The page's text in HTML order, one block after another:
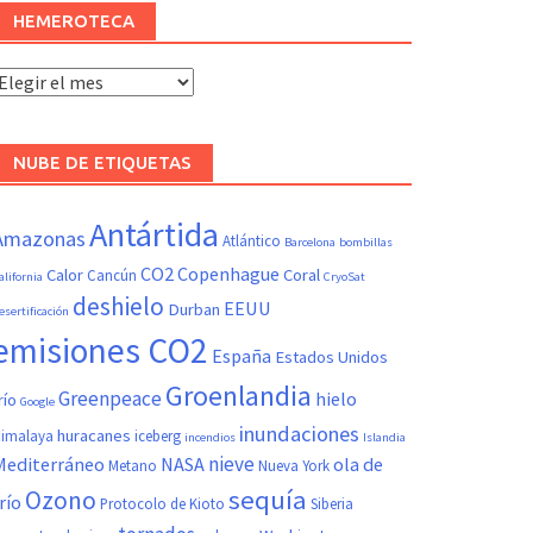
HEMEROTECA
Hemeroteca
NUBE DE ETIQUETAS
Antártida Atlántico Barcelona bombillas
Calor Cancún CO2Copenhague Coral CryoSat
deshielo Durban EEUU
CO2 España Estados Unidos
Google GreenpeaceGroenlandia hielo
huracanes iceberg incendios inundaciones Islandia
Metano NASA nieveNueva Yorkola de
Ozono Protocolo de Kioto sequía Siberia